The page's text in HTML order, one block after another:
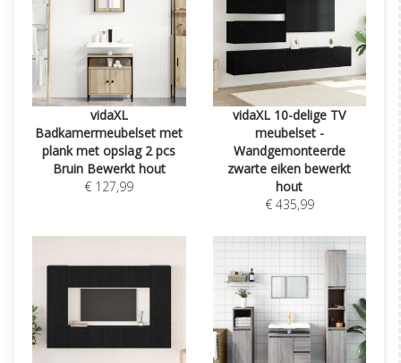
vidaXL
Badkamermeubelset met
plank met opslag 2 pcs
Bruin Bewerkt hout
€ 127,99
vidaXL 10-delige TV
meubelset -
Wandgemonteerde
zwarte eiken bewerkt
hout
€ 435,99